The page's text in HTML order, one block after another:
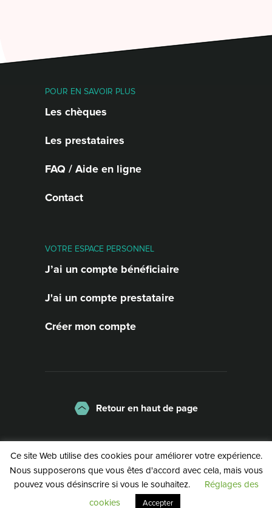
POUR EN SAVOIR PLUS
Les chèques
Les prestataires
FAQ / Aide en ligne
Contact
VOTRE ESPACE PERSONNEL
J’ai un compte bénéficiaire
J'ai un compte prestataire
Créer mon compte
Retour en haut de page
La charte
Mentions légales
Politique de confidentialité
©2026 | Service Public de Wallonie
Ce site Web utilise des cookies pour améliorer votre expérience.
Nous supposerons que vous êtes d'accord avec cela, mais vous
pouvez vous désinscrire si vous le souhaitez.
Réglages des
cookies
Accepter